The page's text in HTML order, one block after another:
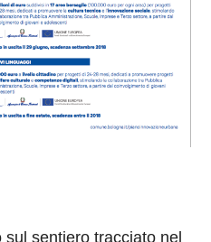
sentiero tracciato nel